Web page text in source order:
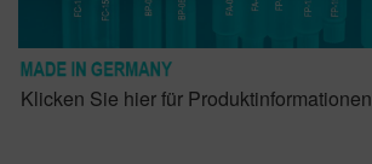
Klicken Sie hier für Produktinformationen